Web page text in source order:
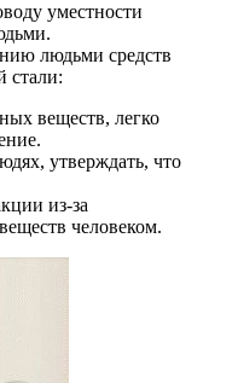
уместности
людьми средств
стали:
веществ, легко
утверждать, что
из-за
человеком.